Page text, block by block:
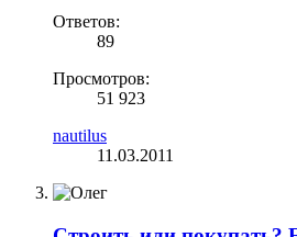
Ответов:
89
Просмотров:
51 923
nautilus
11.03.2011